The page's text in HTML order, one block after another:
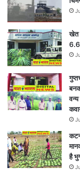
इलाज
जारी;
स्वास्थ्य
विभाग
ने
बिठाई
जांच
खेत
6.6
है